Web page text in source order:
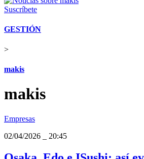
Suscríbete
GESTIÓN
>
makis
makis
Empresas
02/04/2026
20:45